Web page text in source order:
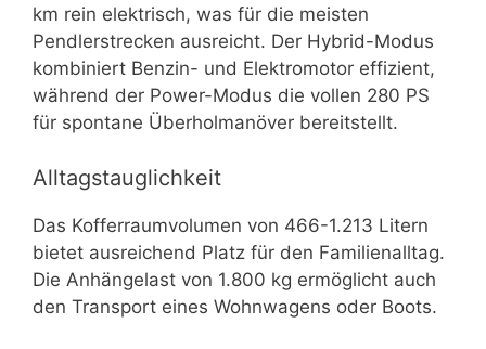
km rein elektrisch, was für die meisten
Pendlerstrecken ausreicht. Der Hybrid-Modus
kombiniert Benzin- und Elektromotor effizient,
während der Power-Modus die vollen 280 PS
für spontane Überholmanöver bereitstellt.
Alltagstauglichkeit
Das Kofferraumvolumen von 466-1.213 Litern
bietet ausreichend Platz für den Familienalltag.
Die Anhängelast von 1.800 kg ermöglicht auch
den Transport eines Wohnwagens oder Boots.